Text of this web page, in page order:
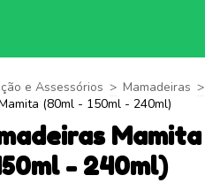
e Assessórios > Mamadeiras >
(80ml - 150ml - 240ml)
Mamita
- 240ml)